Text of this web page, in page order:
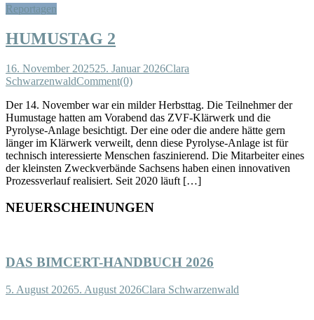
Reportagen
HUMUSTAG 2
16. November 202525. Januar 2026Clara
SchwarzenwaldComment(0)
Der 14. November war ein milder Herbsttag. Die Teilnehmer der
Humustage hatten am Vorabend das ZVF-Klärwerk und die
Pyrolyse-Anlage besichtigt. Der eine oder die andere hätte gern
länger im Klärwerk verweilt, denn diese Pyrolyse-Anlage ist für
technisch interessierte Menschen faszinierend. Die Mitarbeiter eines
der kleinsten Zweckverbände Sachsens haben einen innovativen
Prozessverlauf realisiert. Seit 2020 läuft […]
NEUERSCHEINUNGEN
DAS BIMCERT-HANDBUCH 2026
5. August 20265. August 2026Clara Schwarzenwald